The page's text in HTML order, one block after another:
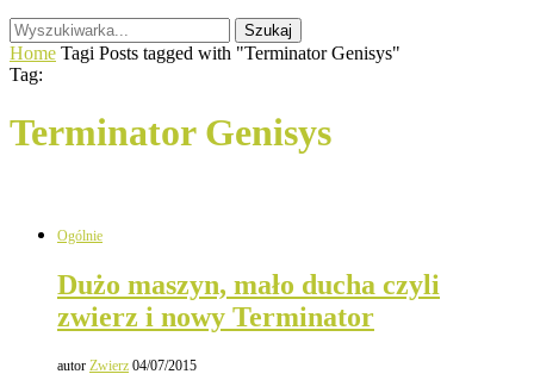
Szukaj
Home Tagi Posts tagged with "Terminator Genisys"
Tag:
Terminator Genisys
Ogólnie
Dużo maszyn, mało ducha czyli
zwierz i nowy Terminator
autor Zwierz 04/07/2015